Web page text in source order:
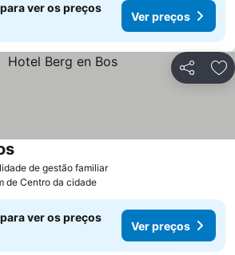
ver os preços
Ver preços
Partilhar
de gestão familiar
de Centro da cidade
ver os preços
Ver preços